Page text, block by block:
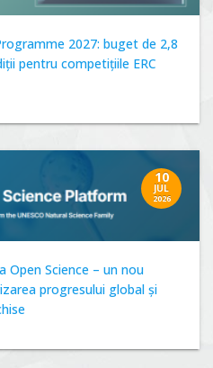
2027: buget de 2,8
pentru competițiile ERC
10
JUL
2026
Open Science – un nou
progresului global și